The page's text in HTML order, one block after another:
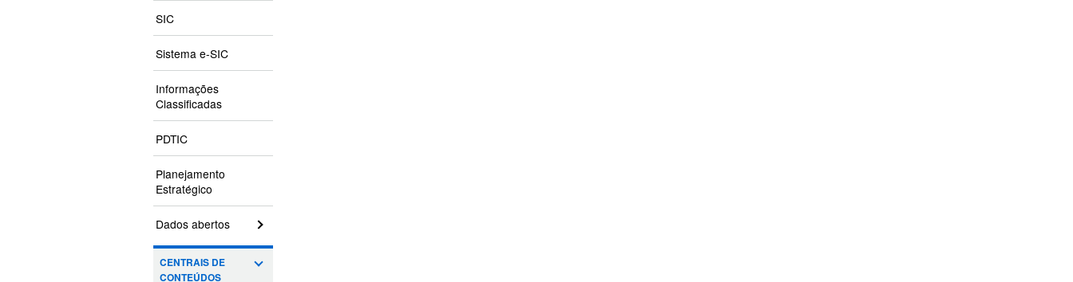
SIC
Sistema e-SIC
Informações
Classificadas
PDTIC
Planejamento
Estratégico
Dados abertos
CENTRAIS DE
CONTEÚDOS